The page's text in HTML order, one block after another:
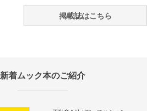
掲載誌はこちら
新着ムック本のご紹介